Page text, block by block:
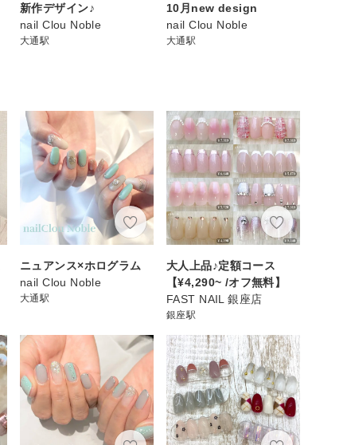
新作デザイン♪
nail Clou Noble
大通駅
10月new design
nail Clou Noble
大通駅
ニュアンス×ホログラム
nail Clou Noble
大通駅
大人上品♪定額コース
【¥4,290~ /オフ無料】
FAST NAIL 銀座店
銀座駅